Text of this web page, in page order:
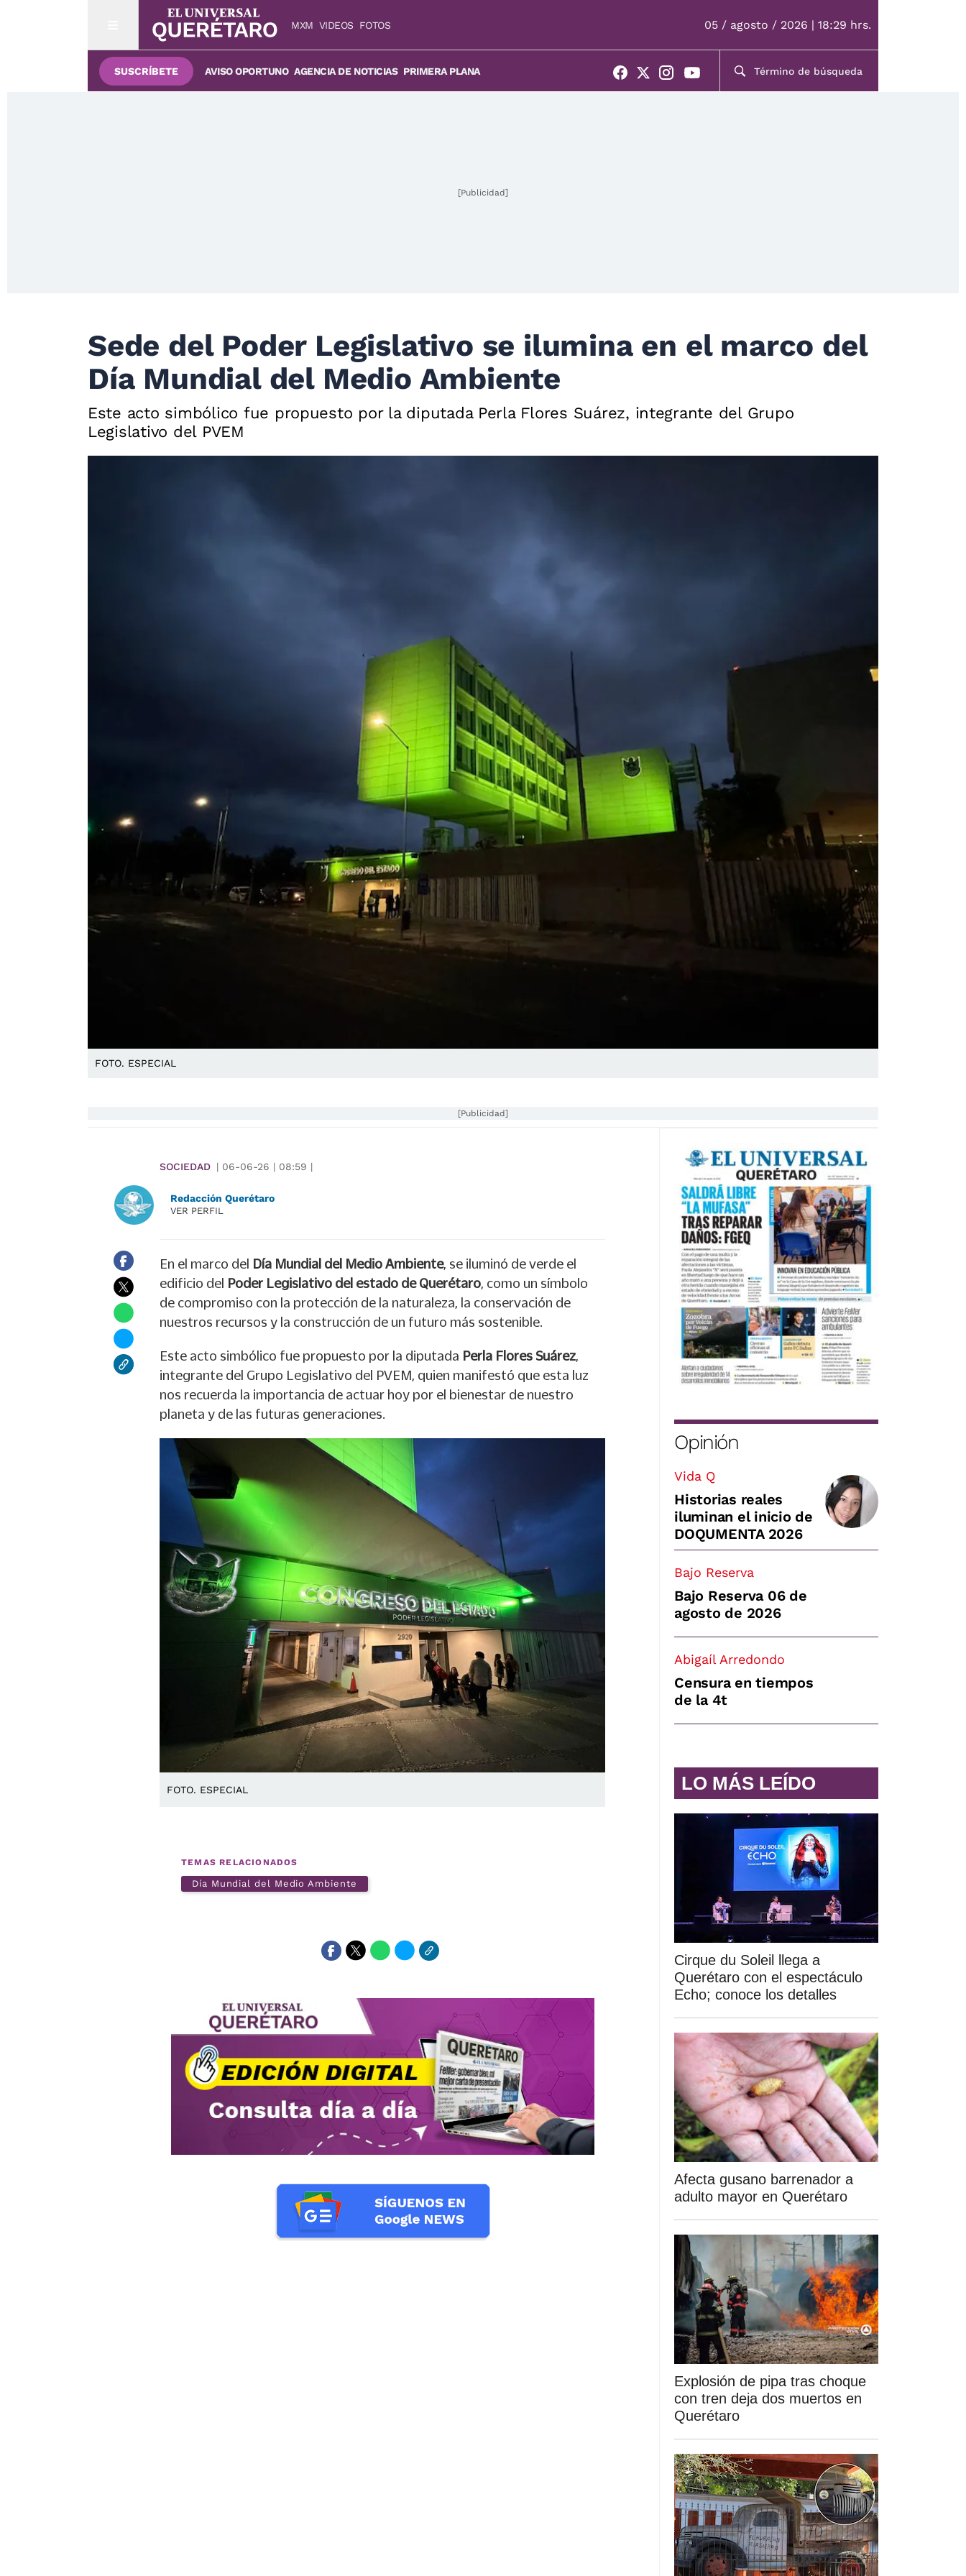
MXM VIDEOS FOTOS 05 / agosto / 2026 | 18:29 hrs.
SUSCRÍBETE AVISO OPORTUNO AGENCIA DE NOTICIAS PRIMERA PLANA
[Publicidad]
Sede del Poder Legislativo se ilumina en el marco del
Día Mundial del Medio Ambiente
Este acto simbólico fue propuesto por la diputada Perla Flores Suárez, integrante del Grupo
Legislativo del PVEM
FOTO. ESPECIAL
[Publicidad]
SOCIEDAD | 06-06-26 | 08:59 |
Redacción Querétaro
VER PERFIL
En el marco del Día Mundial del Medio Ambiente, se iluminó de verde el
edificio del Poder Legislativo del estado de Querétaro, como un símbolo
de compromiso con la protección de la naturaleza, la conservación de
nuestros recursos y la construcción de un futuro más sostenible.
Este acto simbólico fue propuesto por la diputada Perla Flores Suárez,
integrante del Grupo Legislativo del PVEM, quien manifestó que esta luz
nos recuerda la importancia de actuar hoy por el bienestar de nuestro
planeta y de las futuras generaciones.
FOTO. ESPECIAL
TEMAS RELACIONADOS
Día Mundial del Medio Ambiente
Opinión
Vida Q
Historias reales
iluminan el inicio de
DOQUMENTA 2026
Bajo Reserva
Bajo Reserva 06 de
agosto de 2026
Abigaíl Arredondo
Censura en tiempos
de la 4t
LO MÁS LEÍDO
Cirque du Soleil llega a
Querétaro con el espectáculo
Echo; conoce los detalles
Afecta gusano barrenador a
adulto mayor en Querétaro
Explosión de pipa tras choque
con tren deja dos muertos en
Querétaro